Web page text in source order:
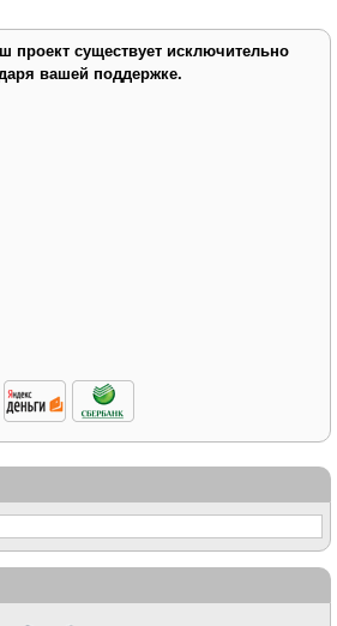
проект существует исключительно
вашей поддержке.